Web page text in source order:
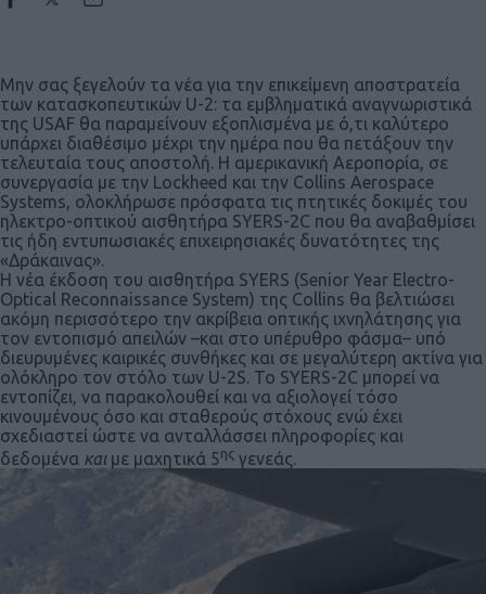
Μην σας ξεγελούν τα νέα για την επικείμενη αποστρατεία
των κατασκοπευτικών U-2: τα εμβληματικά αναγνωριστικά
της USAF θα παραμείνουν εξοπλισμένα με ό,τι καλύτερο
υπάρχει διαθέσιμο μέχρι την ημέρα που θα πετάξουν την
τελευταία τους αποστολή. Η αμερικανική Αεροπορία, σε
συνεργασία με την Lockheed και την Collins Aerospace
Systems, ολοκλήρωσε πρόσφατα τις πτητικές δοκιμές του
ηλεκτρο-οπτικού αισθητήρα SYERS-2C που θα αναβαθμίσει
τις ήδη εντυπωσιακές επιχειρησιακές δυνατότητες της
«Δράκαινας».
H νέα έκδοση του αισθητήρα SYERS (Senior Year Electro-
Optical Reconnaissance System) της Collins θα βελτιώσει
ακόμη περισσότερο την ακρίβεια οπτικής ιχνηλάτησης για
τον εντοπισμό απειλών –και στο υπέρυθρο φάσμα– υπό
διευρυμένες καιρικές συνθήκες και σε μεγαλύτερη ακτίνα για
ολόκληρο τον στόλο των U-2S. Το SYERS-2C μπορεί να
εντοπίζει, να παρακολουθεί και να αξιολογεί τόσο
κινουμένους όσο και σταθερούς στόχους ενώ έχει
σχεδιαστεί ώστε να ανταλλάσσει πληροφορίες και
δεδομένα και με μαχητικά 5ης γενεάς.